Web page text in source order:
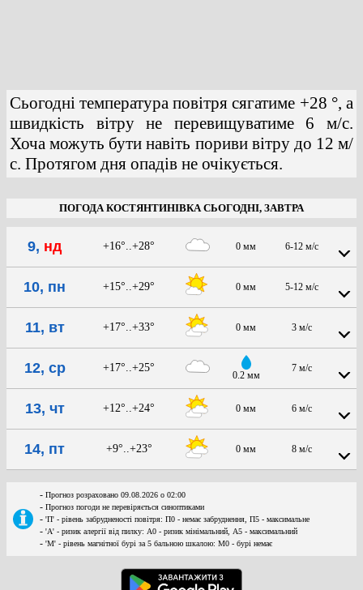
Сьогодні температура повітря сягатиме +28 °, а
швидкість вітру не перевищуватиме 6 м/с.
Хоча можуть бути навіть пориви вітру до 12 м/
с. Протягом дня опадів не очікується.
ПОГОДА КОСТЯНТИНІВКА СЬОГОДНІ, ЗАВТРА
9, нд +16°..+28° 0 мм 6-12 м/с
10, пн +15°..+29° 0 мм 5-12 м/с
11, вт +17°..+33° 0 мм 3 м/с
12, ср +17°..+25°
0.2 мм
7 м/с
13, чт +12°..+24° 0 мм 6 м/с
14, пт +9°..+23° 0 мм 8 м/с
- Прогноз розраховано 09.08.2026 о 02:00
- Прогноз погоди не перевіряється синоптиками
- 'П' - рівень забрудненості повітря: П0 - немає забруднення, П5 - максимальне
- 'А' - ризик алергії від пилку: А0 - ризик мінімальний, А5 - максимальний
- 'М' - рівень магнітної бурі за 5 бальною шкалою: M0 - бурі немає